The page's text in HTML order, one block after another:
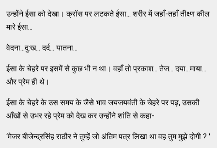
उन्होंने ईसा को देखा। क्रॉस पर लटकते ईसा... शरीर में जहाँ-तहाँ तीक्ष्ण कील
मारे ईसा...
वेदना...दु:ख... दर्द... यातना...
ईसा के चेहरे पर इसमें से कुछ भी न था। वहाँ तो प्रकाश... तेज... दया...माया...
और प्रेम ही थे।
ईसा के चेहरे के उस समय के जैसे भाव जयजयवंती के चेहरे पर पढ़, उसकी
आँखों से उभर रहे प्रेम को देख कर उन्होंने शांति से कहा-
‘मेजर बीजेन्द्रसिंह राठौर ने तुम्हें जो अंतिम पत्र लिखा था वह तुम मुझे दोगी ? '